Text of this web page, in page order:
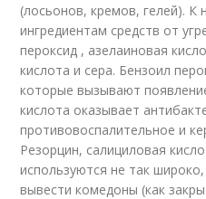
(лосьонов, кремов, гелей). К
ингредиентам средств от
пероксид , азелаиновая
кислота и сера. Бензоил
которые вызывают
кислота оказывает
противовоспалительное и
Резорцин, салициловая
используются не так
вывести комедоны (как